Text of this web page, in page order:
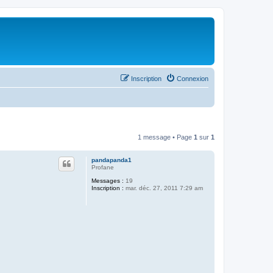
Connexion
Inscription
1 message • Page 1 sur 1
pandapanda1
Profane
Messages : 19
Inscription : mar. déc. 27, 2011 7:29 am